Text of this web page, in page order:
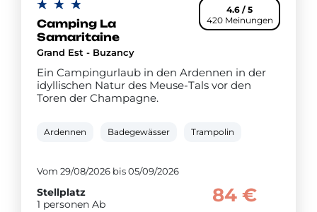
4.6 / 5
420 Meinungen
Camping La
Samaritaine
Grand Est - Buzancy
Ein Campingurlaub in den Ardennen in der
idyllischen Natur des Meuse-Tals vor den
Toren der Champagne.
Ardennen Badegewässer Trampolin
Vom 29/08/2026 bis 05/09/2026
Stellplatz
1 personen Ab
84 €